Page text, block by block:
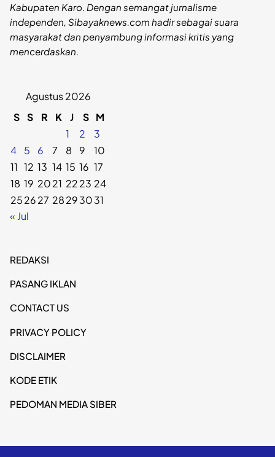
Kabupaten Karo. Dengan semangat jurnalisme
independen, Sibayaknews.com hadir sebagai suara
masyarakat dan penyambung informasi kritis yang
mencerdaskan.
Agustus 2026
S S R K J S M
1
2
3
4
5 6 7 8 9
10
11 12 13 14 15 16 17
18 19 2021 2223 24
252627 28293031
« Jul
REDAKSI
PASANG IKLAN
CONTACT US
PRIVACY POLICY
DISCLAIMER
KODE ETIK
PEDOMAN MEDIA SIBER